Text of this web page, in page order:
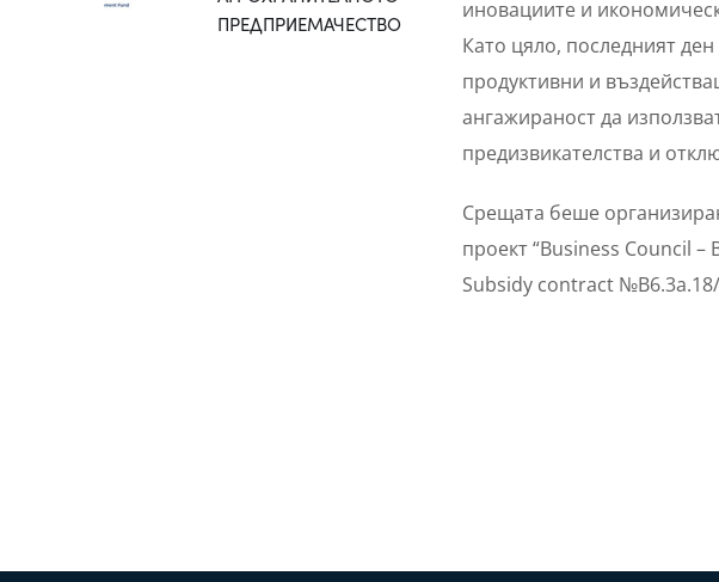
иновациите и
Като цяло, последният
продуктивни и
ангажираност да
предизвикателства и
Срещата беше
проект “Business Council –
Subsidy contract №B6.3a.18/
ПРЕДПРИЕМАЧЕСТВО